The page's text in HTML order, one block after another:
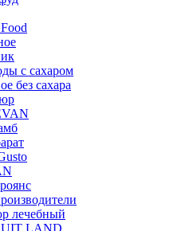
с сахаром
без сахара
лечебный
LAND